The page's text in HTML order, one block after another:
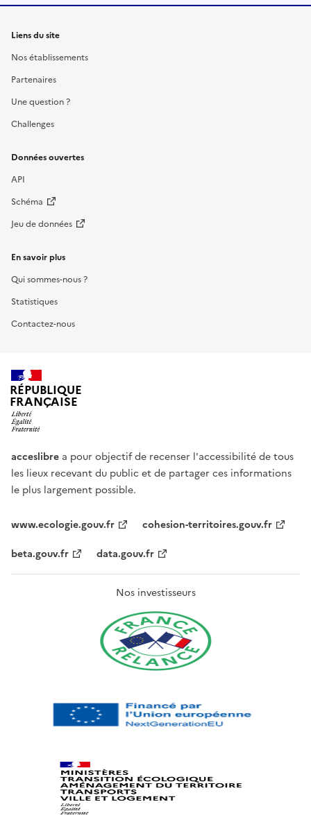
Liens du site
Nos établissements
Partenaires
Une question ?
Challenges
Données ouvertes
API
Schéma
Jeu de données
En savoir plus
Qui sommes-nous ?
Statistiques
Contactez-nous
RÉPUBLIQUE
FRANÇAISE
acceslibre a pour objectif de recenser l'accessibilité de tous
les lieux recevant du public et de partager ces informations
le plus largement possible.
www.ecologie.gouv.fr
cohesion-territoires.gouv.fr
beta.gouv.fr
data.gouv.fr
Nos investisseurs